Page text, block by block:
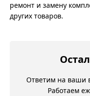
ремонт и замену
других товаров.
Ответим на ваши
Работаем